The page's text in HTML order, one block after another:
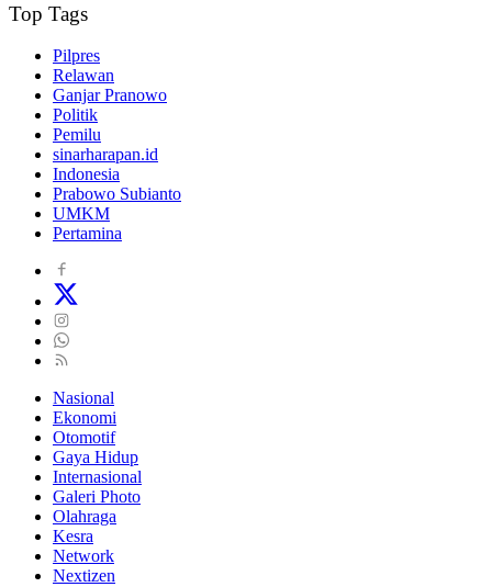
Top Tags
Pilpres
Relawan
Ganjar Pranowo
Politik
Pemilu
sinarharapan.id
Indonesia
Prabowo Subianto
UMKM
Pertamina
Nasional
Ekonomi
Otomotif
Gaya Hidup
Internasional
Galeri Photo
Olahraga
Kesra
Network
Nextizen